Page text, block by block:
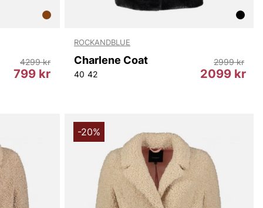
799 kr
4299 kr
ROCKANDBLUE
Charlene Coat
40 42 2099 kr
2999 kr
-20%